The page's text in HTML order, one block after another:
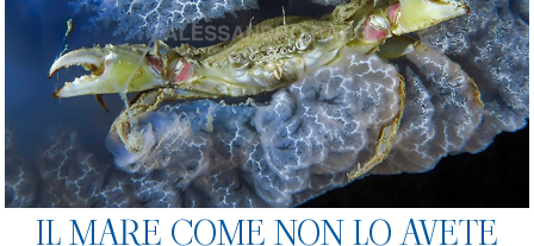
IL MARE COME NON LO AVETE